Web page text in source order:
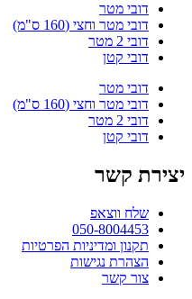
דובי מטר
דובי מטר וחצי (160 ס"מ)
דובי 2 מטר
דובי קטן
דובי מטר
דובי מטר וחצי (160 ס"מ)
דובי 2 מטר
דובי קטן
יצירת קשר
שלח ווצאפ
050-8004453
תקנון ומדיניות הפרטיות
הצהרת נגישות
צור קשר